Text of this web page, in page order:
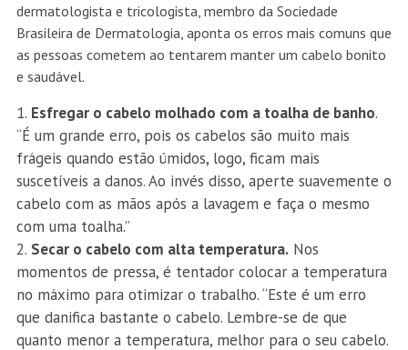
dermatologista e tricologista, membro da Sociedade
Brasileira de Dermatologia, aponta os erros mais comuns que
as pessoas cometem ao tentarem manter um cabelo bonito
e saudável.
Esfregar o cabelo molhado com a toalha de banho.
“É um grande erro, pois os cabelos são muito mais
frágeis quando estão úmidos, logo, ficam mais
suscetíveis a danos. Ao invés disso, aperte suavemente o
cabelo com as mãos após a lavagem e faça o mesmo
com uma toalha.”
Secar o cabelo com alta temperatura.Nos
momentos de pressa, é tentador colocar a temperatura
no máximo para otimizar o trabalho. “Este é um erro
que danifica bastante o cabelo. Lembre-se de que
quanto menor a temperatura, melhor para o seu cabelo.